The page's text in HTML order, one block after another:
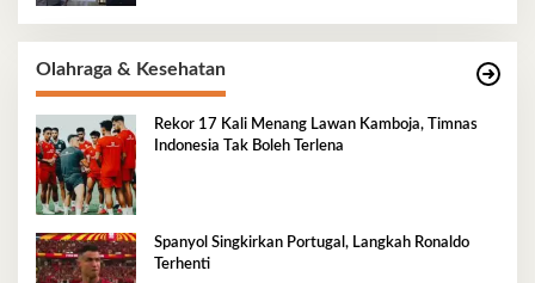
Olahraga & Kesehatan
Rekor 17 Kali Menang Lawan Kamboja, Timnas
Indonesia Tak Boleh Terlena
Spanyol Singkirkan Portugal, Langkah Ronaldo
Terhenti